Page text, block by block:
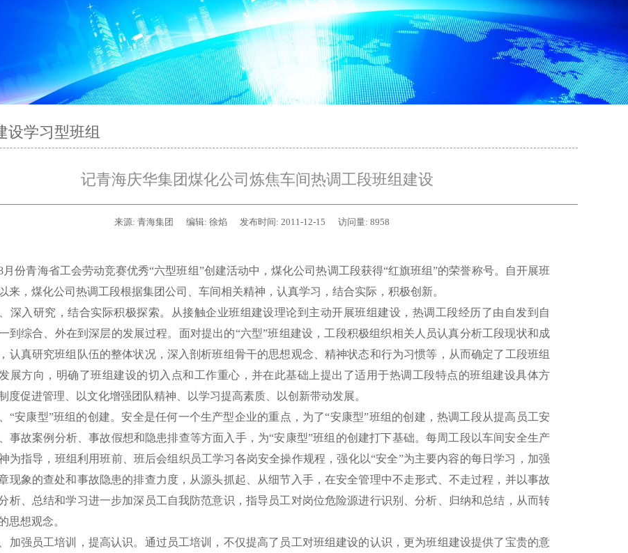
设学习型班组
记青海庆华集团煤化公司炼焦车间热调工段班组建设
来源: 青海集团 编辑: 徐焰 发布时间: 2011-12-15 访问量: 8958
青海省工会劳动竞赛优秀“六型班组”创建活动中，煤化公司热调工段获得“红旗班组”的荣誉称号。自开展班
来，煤化公司热调工段根据集团公司、车间相关精神，认真学习，结合实际，积极创新。
入研究，结合实际积极探索。从接触企业班组建设理论到主动开展班组建设，热调工段经历了由自发到自
到综合、外在到深层的发展过程。面对提出的“六型”班组建设，工段积极组织相关人员认真分析工段现状和成
认真研究班组队伍的整体状况，深入剖析班组骨干的思想观念、精神状态和行为习惯等，从而确定了工段班组
展方向，明确了班组建设的切入点和工作重心，并在此基础上提出了适用于热调工段特点的班组建设具体方
度促进管理、以文化增强团队精神、以学习提高素质、以创新带动发展。
康型”班组的创建。安全是任何一个生产型企业的重点，为了“安康型”班组的创建，热调工段从提高员工安
事故案例分析、事故假想和隐患排查等方面入手，为“安康型”班组的创建打下基础。每周工段以车间安全生产
为指导，班组利用班前、班后会组织员工学习各岗安全操作规程，强化以“安全”为主要内容的每日学习，加强
现象的查处和事故隐患的排查力度，从源头抓起、从细节入手，在安全管理中不走形式、不走过程，并以事故
析、总结和学习进一步加深员工自我防范意识，指导员工对岗位危险源进行识别、分析、归纳和总结，从而转
思想观念。
强员工培训，提高认识。通过员工培训，不仅提高了员工对班组建设的认识，更为班组建设提供了宝贵的意